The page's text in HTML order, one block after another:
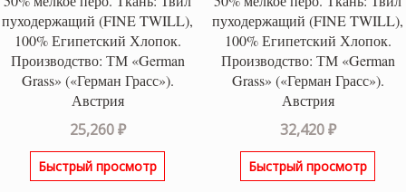
пуходержащий (FINE TWILL),
100% Египетский Хлопок.
Производство: ТМ «German
Grass» («Герман Грасс»).
Австрия
25,260₽
Быстрый просмотр
пуходержащий (FINE TWILL),
100% Египетский Хлопок.
Производство: ТМ «German
Grass» («Герман Грасс»).
Австрия
32,420₽
Быстрый просмотр